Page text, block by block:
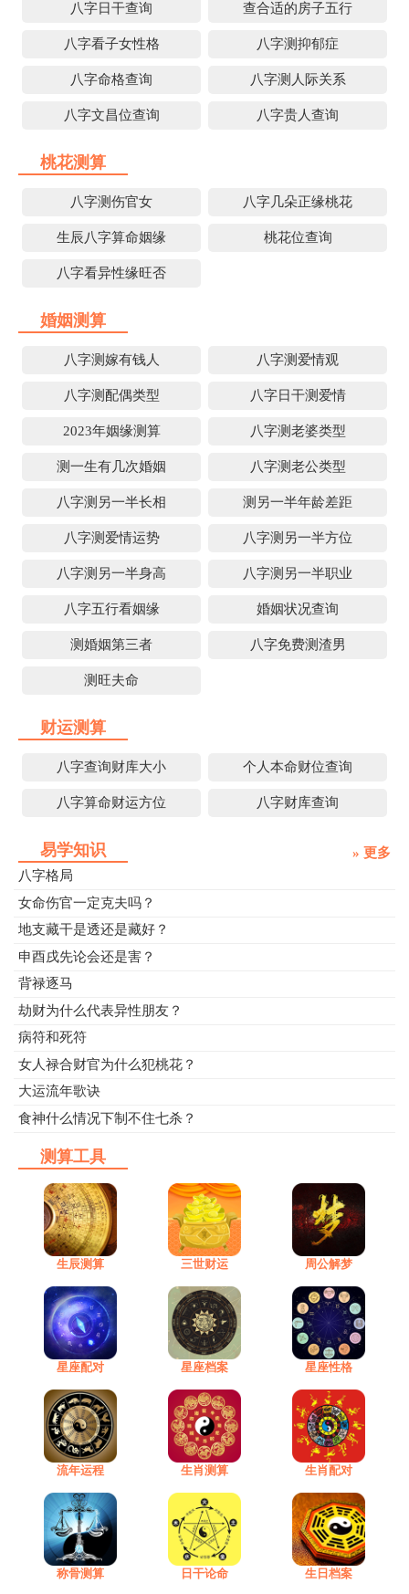
八字日干查询 查合适的房子五行
八字看子女性格 八字测抑郁症
八字命格查询 八字测人际关系
八字文昌位查询 八字贵人查询
桃花测算
八字测伤官女 八字几朵正缘桃花
生辰八字算命姻缘 桃花位查询
八字看异性缘旺否
婚姻测算
八字测嫁有钱人 八字测爱情观
八字测配偶类型 八字日干测爱情
2023年姻缘测算 八字测老婆类型
测一生有几次婚姻 八字测老公类型
八字测另一半长相 测另一半年龄差距
八字测爱情运势 八字测另一半方位
八字测另一半身高 八字测另一半职业
八字五行看姻缘 婚姻状况查询
测婚姻第三者 八字免费测渣男
测旺夫命
财运测算
八字查询财库大小 个人本命财位查询
八字算命财运方位 八字财库查询
易学知识
» 更多
八字格局
女命伤官一定克夫吗？
地支藏干是透还是藏好？
申酉戌先论会还是害？
背禄逐马
劫财为什么代表异性朋友？
病符和死符
女人禄合财官为什么犯桃花？
大运流年歌诀
食神什么情况下制不住七杀？
测算工具
生辰测算 三世财运 周公解梦
星座配对 星座档案 星座性格
流年运程 生肖测算 生肖配对
称骨测算 日干论命 生日档案